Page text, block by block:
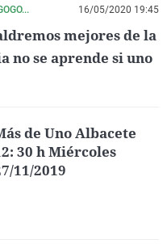
16/05/2020 19:45
mejores de la
no se aprende si uno
de Uno Albacete
30 h Miércoles
11/2019